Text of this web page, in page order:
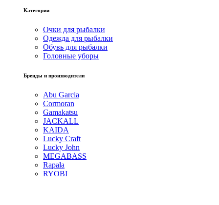
Категории
Очки для рыбалки
Одежда для рыбалки
Обувь для рыбалки
Головные уборы
Бренды и производители
Abu Garcia
Cormoran
Gamakatsu
JACKALL
KAIDA
Lucky Craft
Lucky John
MEGABASS
Rapala
RYOBI